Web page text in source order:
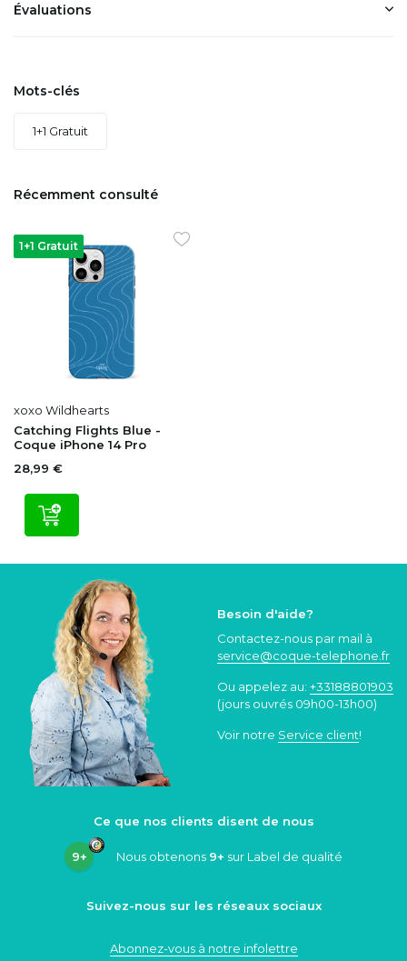
Évaluations
Mots-clés
1+1 Gratuit
Récemment consulté
1+1 Gratuit
xoxo Wildhearts
Catching Flights Blue -
Coque iPhone 14 Pro
28,99 €
Besoin d'aide?
Contactez-nous par mail à
service@coque-telephone.fr
Ou appelez au: +33188801903
(jours ouvrés 09h00-13h00)
Voir notre Service client!
Ce que nos clients disent de nous
9+ Nous obtenons 9+ sur Label de qualité
Suivez-nous sur les réseaux sociaux
Abonnez-vous à notre infolettre